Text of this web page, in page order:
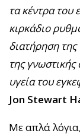
τα κέντρα του
κιρκάδιο
διατήρηση
της
υγεία του
Jon Stewart
Με απλά λόγια,